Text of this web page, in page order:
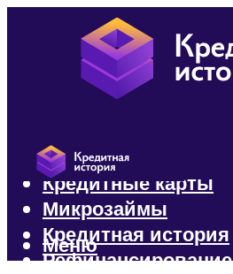
Кредиты
Кредитные карты
Микрозаймы
Кредитная история
Рефинансирование
Меню